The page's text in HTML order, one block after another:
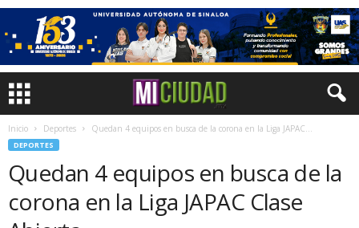
Inicio Deportes Quedan 4 equipos en busca de la corona en la Liga JAPAC...
DEPORTES
Quedan 4 equipos en busca de la
corona en la Liga JAPAC Clase